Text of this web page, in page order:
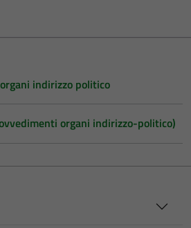
indirizzo politico
organi indirizzo-politico)